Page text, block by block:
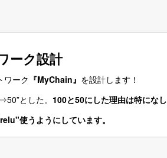
ーク設計
ワーク 『MyChain』 を設計します！
とした。 100と50にした理由は特になし
使うようにしています。